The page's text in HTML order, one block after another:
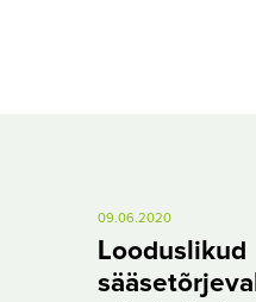
09.06.2020
Looduslikud